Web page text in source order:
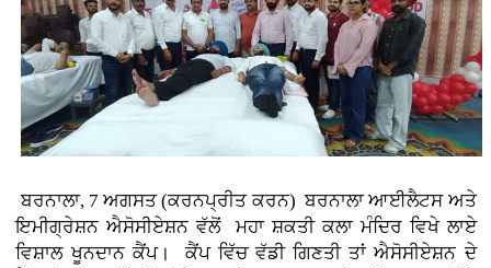
ਬਰਨਾਲਾ, 7 ਅਗਸਤ (ਕਰਨਪ੍ਰੀਤ ਕਰਨ) ਬਰਨਾਲਾ ਆਈਲੈਟਸ ਅਤੇ
ਇਮੀਗ੍ਰੇਸ਼ਨ ਐਸੋਸੀਏਸ਼ਨ ਵੱਲੋਂ ਮਹਾ ਸ਼ਕਤੀ ਕਲਾ ਮੰਦਿਰ ਵਿਖੇ ਲਾਏ
ਵਿਸ਼ਾਲ ਖੂਨਦਾਨ ਕੈਂਪ। ਕੈਂਪ ਵਿੱਚ ਵੱਡੀ ਗਿਣਤੀ ਤਾਂ ਐਸੋਸੀਏਸ਼ਨ ਦੇ